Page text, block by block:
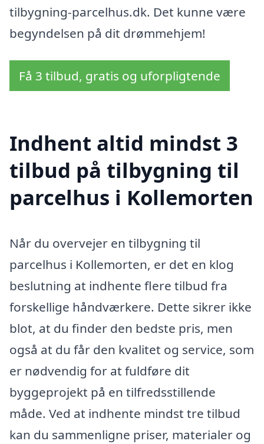
tilbygning-parcelhus.dk. Det kunne være
begyndelsen på dit drømmehjem!
Få 3 tilbud, gratis og uforpligtende
Indhent altid mindst 3
tilbud på tilbygning til
parcelhus i Kollemorten
Når du overvejer en tilbygning til
parcelhus i Kollemorten, er det en klog
beslutning at indhente flere tilbud fra
forskellige håndværkere. Dette sikrer ikke
blot, at du finder den bedste pris, men
også at du får den kvalitet og service, som
er nødvendig for at fuldføre dit
byggeprojekt på en tilfredsstillende
måde. Ved at indhente mindst tre tilbud
kan du sammenligne priser, materialer og